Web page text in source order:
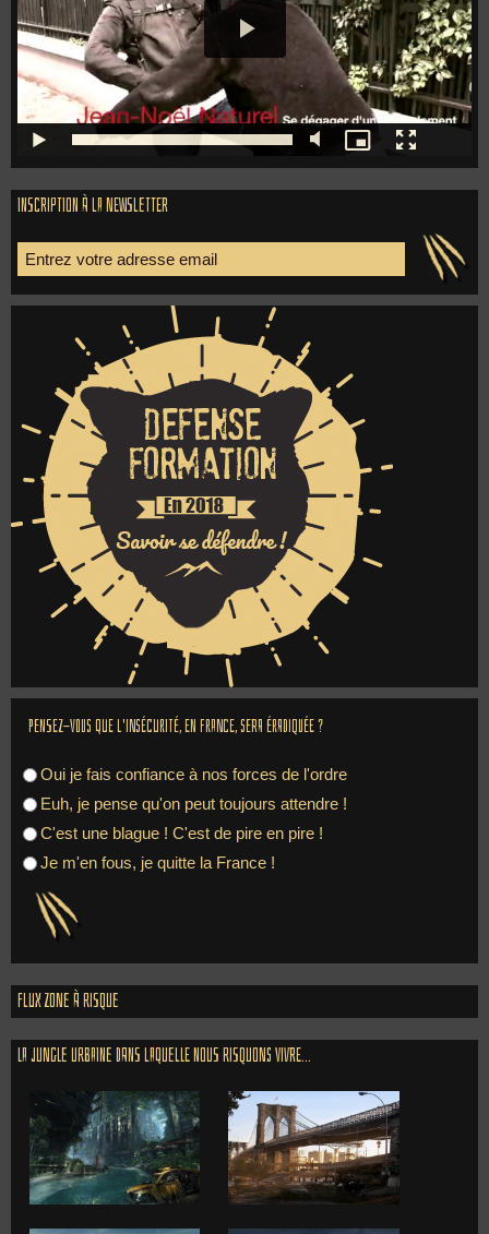
Inscription à la newsletter
Pensez-vous que l'insécurité, en France, sera éradiquée ?
Oui je fais confiance à nos forces de l'ordre
Euh, je pense qu'on peut toujours attendre !
C'est une blague ! C'est de pire en pire !
Je m'en fous, je quitte la France !
Flux zone à risque
La jungle urbaine dans laquelle nous risquons vivre...